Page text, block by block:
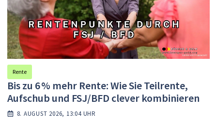
Rente
Bis zu 6 % mehr Rente: Wie Sie Teilrente,
Aufschub und FSJ/BFD clever kombinieren
8. AUGUST 2026, 13:04 UHR